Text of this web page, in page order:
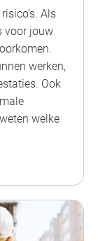
Als
voor jouw
werken,
Ook
welke